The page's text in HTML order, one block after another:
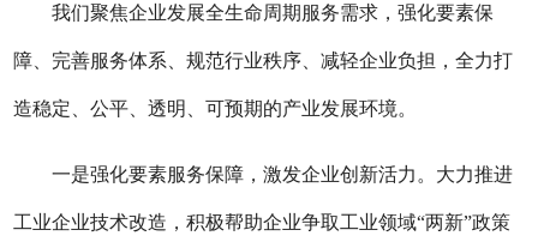
我们聚焦企业发展全生命周期服务需求，强化要素保
障、完善服务体系、规范行业秩序、减轻企业负担，全力打
造稳定、公平、透明、可预期的产业发展环境。
一是强化要素服务保障，激发企业创新活力。 大力推进
工业企业技术改造，积极帮助企业争取工业领域“两新”政策